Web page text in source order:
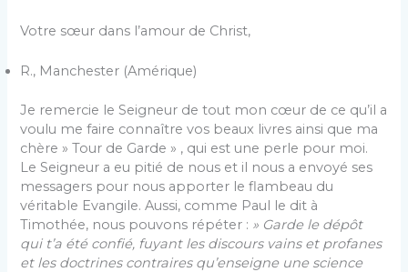
Votre sœur dans l’amour de Christ,
R., Manchester (Amérique)
Je remercie le Seigneur de tout mon cœur de ce qu’il a
voulu me faire connaître vos beaux livres ainsi que ma
chère » Tour de Garde » , qui est une perle pour moi.
Le Seigneur a eu pitié de nous et il nous a envoyé ses
messagers pour nous apporter le flambeau du
véritable Evangile. Aussi, comme Paul le dit à
Timothée, nous pouvons répéter : » Garde le dépôt
qui t’a été confié, fuyant les discours vains et profanes
et les doctrines contraires qu’enseigne une science